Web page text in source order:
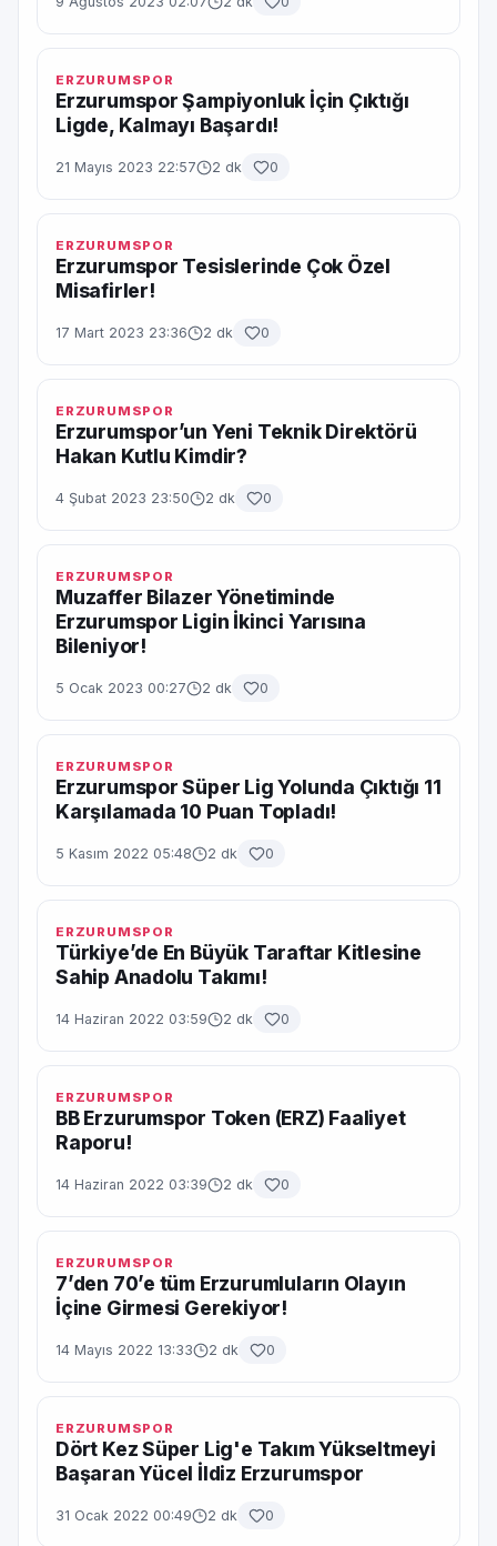
ERZURUMSPOR
Erzurumspor Şampiyonluk İçin Çıktığı
Ligde, Kalmayı Başardı!
21 Mayıs 2023 22:57 2 dk 0
ERZURUMSPOR
Erzurumspor Tesislerinde Çok Özel
Misafirler!
17 Mart 2023 23:36 2 dk 0
ERZURUMSPOR
Erzurumspor’un Yeni Teknik Direktörü
Hakan Kutlu Kimdir?
4 Şubat 2023 23:50 2 dk 0
ERZURUMSPOR
Muzaffer Bilazer Yönetiminde
Erzurumspor Ligin İkinci Yarısına
Bileniyor!
5 Ocak 2023 00:27 2 dk 0
ERZURUMSPOR
Erzurumspor Süper Lig Yolunda Çıktığı 11
Karşılamada 10 Puan Topladı!
5 Kasım 2022 05:48 2 dk 0
ERZURUMSPOR
Türkiye’de En Büyük Taraftar Kitlesine
Sahip Anadolu Takımı!
14 Haziran 2022 03:59 2 dk 0
ERZURUMSPOR
BB Erzurumspor Token (ERZ) Faaliyet
Raporu!
14 Haziran 2022 03:39 2 dk 0
ERZURUMSPOR
7’den 70’e tüm Erzurumluların Olayın
İçine Girmesi Gerekiyor!
14 Mayıs 2022 13:33 2 dk 0
ERZURUMSPOR
Dört Kez Süper Lig'e Takım Yükseltmeyi
Başaran Yücel İldiz Erzurumspor
31 Ocak 2022 00:49 2 dk 0